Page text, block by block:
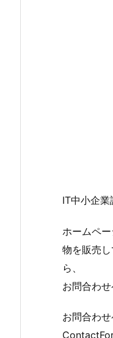
IT中小企業
ホームペ
物を販売
ら、
お問合わ
お問合わせ